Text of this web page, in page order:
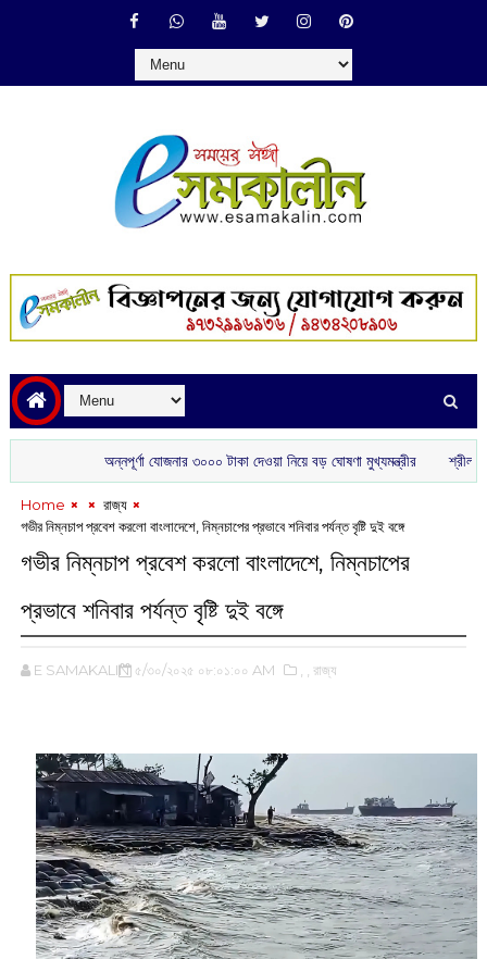
অন্নপূর্ণা যোজনার ৩০০০ টাকা দেওয়া নিয়ে বড় ঘোষণা মুখ্যমন্ত্রীর শ্রীলঙ্কাকে হারাতে
Home
‌ রাজ্য
গভীর নিম্নচাপ প্রবেশ করলো বাংলাদেশে, নিম্নচাপের প্রভাবে শনিবার পর্যন্ত বৃষ্টি দুই বঙ্গে
গভীর নিম্নচাপ প্রবেশ করলো বাংলাদেশে, নিম্নচাপের
প্রভাবে শনিবার পর্যন্ত বৃষ্টি দুই বঙ্গে
E SAMAKALIN ৫/৩০/২০২৫ ০৮:০১:০০ AM ,‌ ,‌ রাজ্য